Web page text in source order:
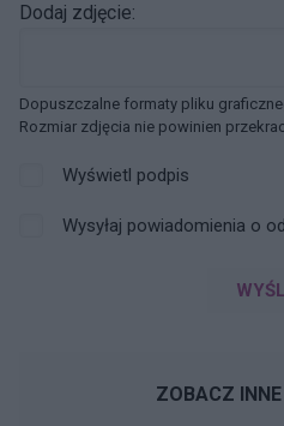
Dodaj zdjęcie:
Dopuszczalne formaty pliku
Rozmiar zdjęcia nie powinien
Wyświetl podpis
Wysyłaj powiadomienia o
ZOBACZ